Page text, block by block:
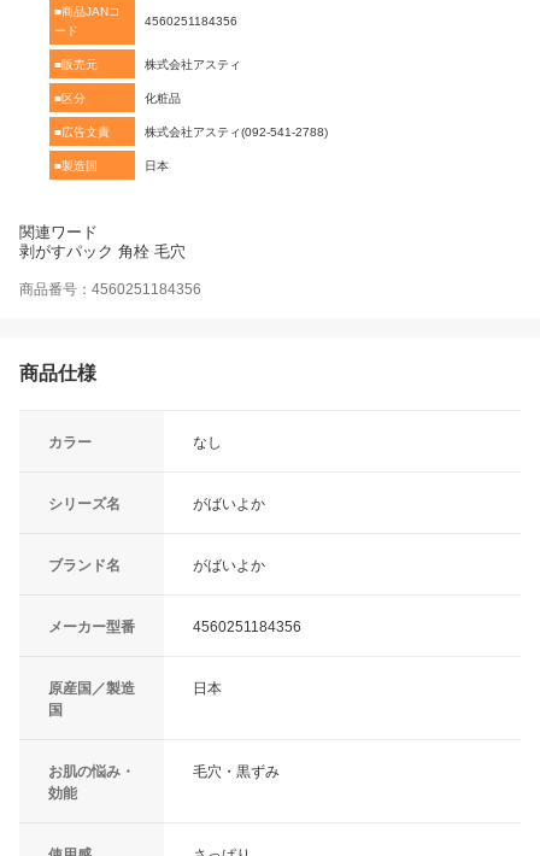
■商品JANコ
ード
4560251184356
■販売元 株式会社アスティ
■区分 化粧品
■広告文責 株式会社アスティ(092-541-2788)
■製造国 日本
関連ワード
剥がすパック 角栓 毛穴
商品番号：4560251184356
商品仕様
カラー なし
シリーズ名 がばいよか
ブランド名 がばいよか
メーカー型番 4560251184356
原産国／製造
国
日本
お肌の悩み・
効能
毛穴・黒ずみ